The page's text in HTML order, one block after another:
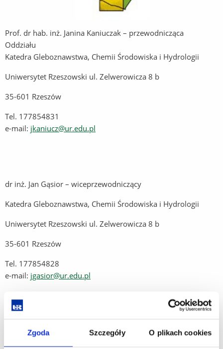
Zgoda Szczegóły O plikach cookies
Prof. dr hab. inż. Janina Kaniuczak – przewodnicząca
Oddziału
Katedra Gleboznawstwa, Chemii Środowiska i Hydrologii
Uniwersytet Rzeszowski ul. Zelwerowicza 8 b
35-601 Rzeszów
Tel. 177854831
e-mail: jkaniucz@ur.edu.pl
dr inż. Jan Gąsior – wiceprzewodniczący
Katedra Gleboznawstwa, Chemii Środowiska i Hydrologii
Uniwersytet Rzeszowski ul. Zelwerowicza 8 b
35-601 Rzeszów
Tel. 177854828
e-mail: jgasior@ur.edu.pl
dr inż. Stanisław Właśniewski – sekretarz